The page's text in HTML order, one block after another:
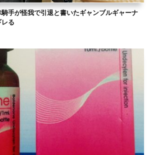
騎手が怪我で引退と書いたギャンブルギャーナ
る